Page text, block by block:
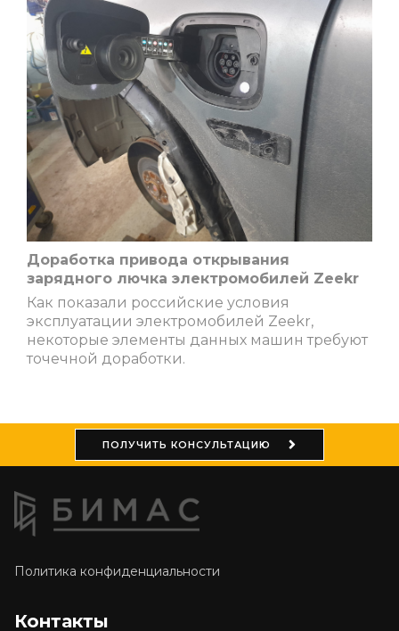
Доработка привода открывания
зарядного лючка электромобилей Zeekr
Как показали российские условия
эксплуатации электромобилей Zeekr,
некоторые элементы данных машин требуют
точечной доработки.
ПОЛУЧИТЬ КОНСУЛЬТАЦИЮ
Политика конфиденциальности
Контакты